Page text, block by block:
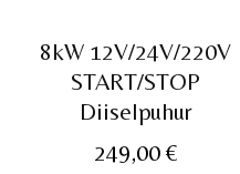
8kW 12V/24V/220V
START/STOP
Diiselpuhur
249,00 €